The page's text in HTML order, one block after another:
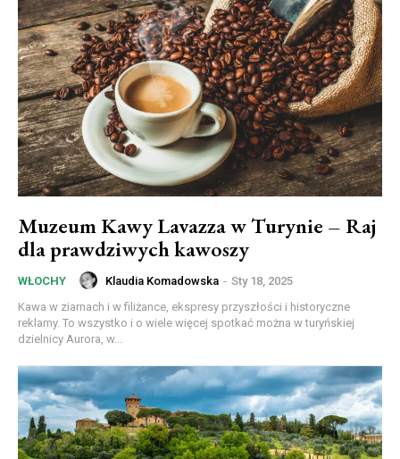
Muzeum Kawy Lavazza w Turynie – Raj
dla prawdziwych kawoszy
WŁOCHY Klaudia Komadowska - Sty 18, 2025
Kawa w ziarnach i w filiżance, ekspresy przyszłości i historyczne
reklamy. To wszystko i o wiele więcej spotkać można w turyńskiej
dzielnicy Aurora, w...